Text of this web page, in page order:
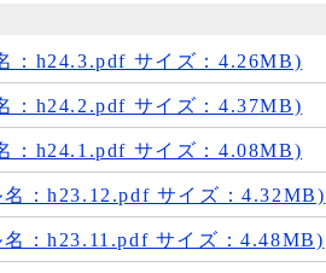
：h24.3.pdf サイズ：4.26MB)
：h24.2.pdf サイズ：4.37MB)
：h24.1.pdf サイズ：4.08MB)
：h23.12.pdf サイズ：4.32MB)
：h23.11.pdf サイズ：4.48MB)